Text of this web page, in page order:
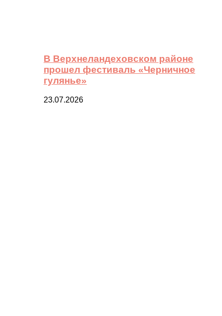
В Верхнеландеховском районе
прошел фестиваль «Черничное
гулянье»
23.07.2026